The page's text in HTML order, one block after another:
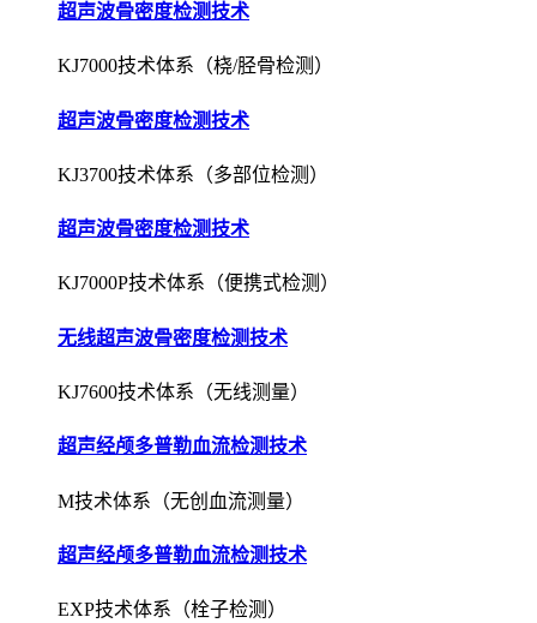
超声波骨密度检测技术
KJ7000技术体系（桡/胫骨检测）
超声波骨密度检测技术
KJ3700技术体系（多部位检测）
超声波骨密度检测技术
KJ7000P技术体系（便携式检测）
无线超声波骨密度检测技术
KJ7600技术体系（无线测量）
超声经颅多普勒血流检测技术
M技术体系（无创血流测量）
超声经颅多普勒血流检测技术
EXP技术体系（栓子检测）